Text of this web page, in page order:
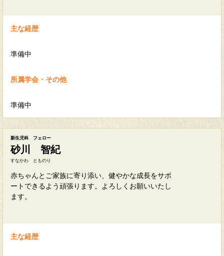
主な経歴
準備中
所属学会・その他
準備中
新生児科 フェロー
砂川 智紀
すなかわ とものり
赤ちゃんとご家族に寄り添い、健やかな成長をサポ
ートできるよう頑張ります。よろしくお願いいたし
ます。
主な経歴